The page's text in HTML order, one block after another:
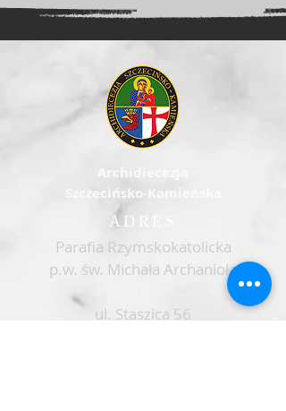
Archidiecezja
Szczecińsko-Kamieńska
ADRES
Parafia Rzymskokatolicka
p.w. św. Michała Archanioła
ul. Staszica 56